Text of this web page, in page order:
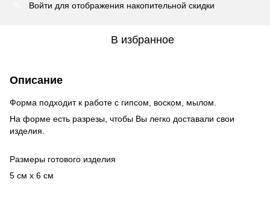
Войти для отображения накопительной скидки
В избранное
Описание
Форма подходит к работе с гипсом, воском, мылом.
На форме есть разрезы, чтобы Вы легко доставали свои
изделия.
Размеры готового изделия
5 см x 6 см